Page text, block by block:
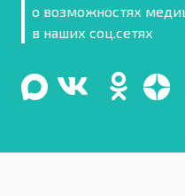
о возможностях
в наших соц.сетях